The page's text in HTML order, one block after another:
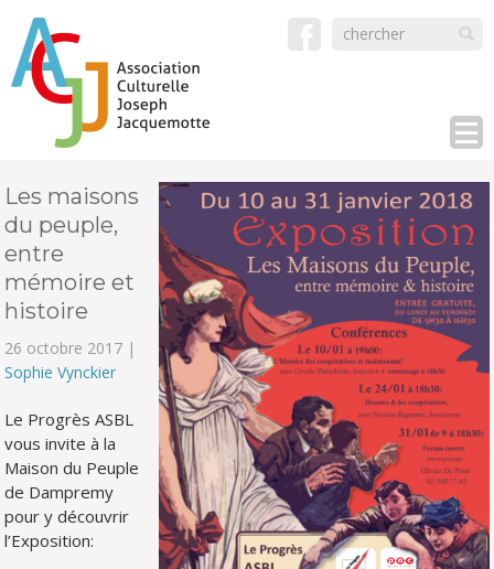
Les maisons
du peuple,
entre
mémoire et
histoire
26 octobre 2017 |
Sophie Vynckier
Le Progrès ASBL
vous invite à la
Maison du Peuple
de Dampremy
pour y découvrir
l’Exposition: